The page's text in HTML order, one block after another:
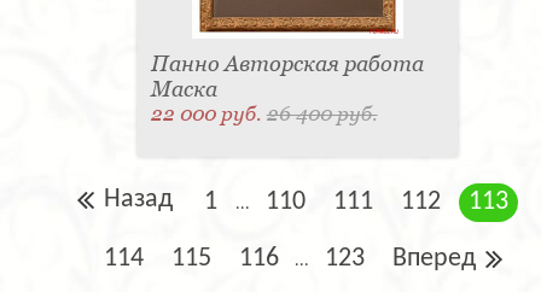
Панно Авторская работа
Маска
22 000 руб.26 400 руб.
Назад 1 ... 110 111 112 113
114 115 116 ... 123 Вперед